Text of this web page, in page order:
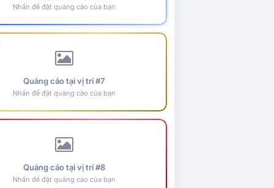
Nhấn để đặt quảng cáo của bạn
Quảng cáo tại vị trí #7
Nhấn để đặt quảng cáo của bạn
Quảng cáo tại vị trí #8
Nhấn để đặt quảng cáo của bạn